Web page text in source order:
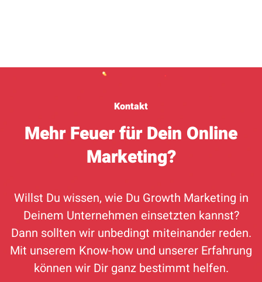
Kontakt
Mehr Feuer für Dein Online
Marketing?
Willst Du wissen, wie Du Growth Marketing in
Deinem Unternehmen einsetzten kannst?
Dann sollten wir unbedingt miteinander reden.
Mit unserem Know-how und unserer Erfahrung
können wir Dir ganz bestimmt helfen.